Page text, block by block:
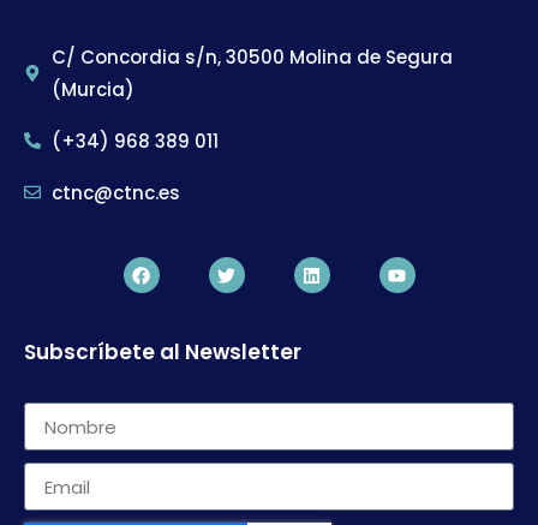
C/ Concordia s/n, 30500 Molina de Segura
(Murcia)
(+34) 968 389 011
ctnc@ctnc.es
Subscríbete al Newsletter